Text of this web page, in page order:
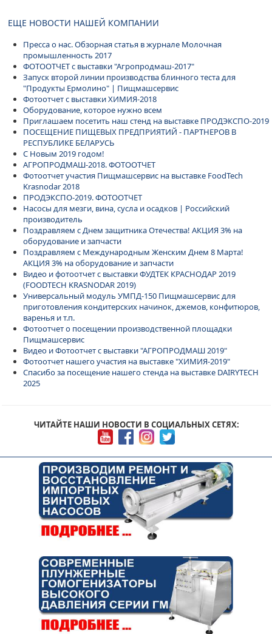
ЕЩЕ НОВОСТИ НАШЕЙ КОМПАНИИ
Пресса о нас. Обзорная статья в журнале Молочная
промышленность 2017
ФОТООТЧЕТ с выставки "Агропродмаш-2017"
Запуск второй линии производства блинного теста для
"Продукты Ермолино" | Пищмашсервис
Фотоотчет с выставки ХИМИЯ-2018
Оборудование, которое нужно всем
Приглашаем посетить наш стенд на выставке ПРОДЭКСПО-2019
ПОСЕЩЕНИЕ ПИЩЕВЫХ ПРЕДПРИЯТИЙ - ПАРТНЕРОВ В
РЕСПУБЛИКЕ БЕЛАРУСЬ
С Новым 2019 годом!
АГРОПРОДМАШ-2018. ФОТООТЧЕТ
Фотоотчет участия Пищмашсервис на выставке FoodTech
Krasnodar 2018
ПРОДЭКСПО-2019. ФОТООТЧЕТ
Насосы для мезги, вина, сусла и осадков | Российский
производитель
Поздравляем с Днем защитника Отечества! АКЦИЯ 3% на
оборудование и запчасти
Поздравляем с Международным Женским Днем 8 Марта!
АКЦИЯ 3% на оборудование и запчасти
Видео и фотоотчет с выставки ФУДТЕК КРАСНОДАР 2019
(FOODTECH KRASNODAR 2019)
Универсальный модуль УМПД-150 Пищмашсервис для
приготовления кондитерских начинок, джемов, конфитюров,
варенья и т.п.
Фотоотчет о посещении производственной площадки
Пищмашсервис
Видео и Фотоотчет с выставки "АГРОПРОДМАШ 2019"
Фотоотчет нашего участия на выставке "ХИМИЯ-2019"
Спасибо за посещение нашего стенда на выставке DAIRYTECH
2025
ЧИТАЙТЕ НАШИ НОВОСТИ В СОЦИАЛЬНЫХ СЕТЯХ: